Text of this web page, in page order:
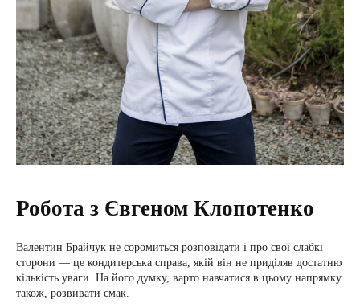
Робота з Євгеном Клопотенко
Валентин Брайчук не соромиться розповідати і про свої слабкі
сторони — це кондитерська справа, якій він не приділяв достатню
кількість уваги. На його думку, варто навчатися в цьому напрямку
також, розвивати смак.